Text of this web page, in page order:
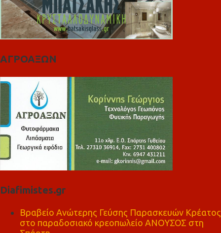
ΑΓΡΟΑΞΩΝ
Diafimistes.gr
Βραβείο Ανώτερης Γεύσης Παρασκευών Κρέατος
στο παραδοσιακό κρεοπωλείο ΑΝΟΥΣΟΣ στη